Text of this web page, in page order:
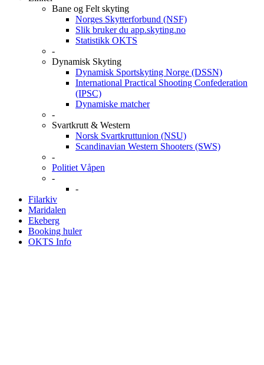
Bane og Felt skyting
Norges Skytterforbund (NSF)
Slik bruker du app.skyting.no
Statistikk OKTS
-
Dynamisk Skyting
Dynamisk Sportskyting Norge (DSSN)
International Practical Shooting Confederation
(IPSC)
Dynamiske matcher
-
Svartkrutt & Western
Norsk Svartkruttunion (NSU)
Scandinavian Western Shooters (SWS)
-
Politiet Våpen
-
-
Filarkiv
Maridalen
Ekeberg
Booking huler
OKTS Info